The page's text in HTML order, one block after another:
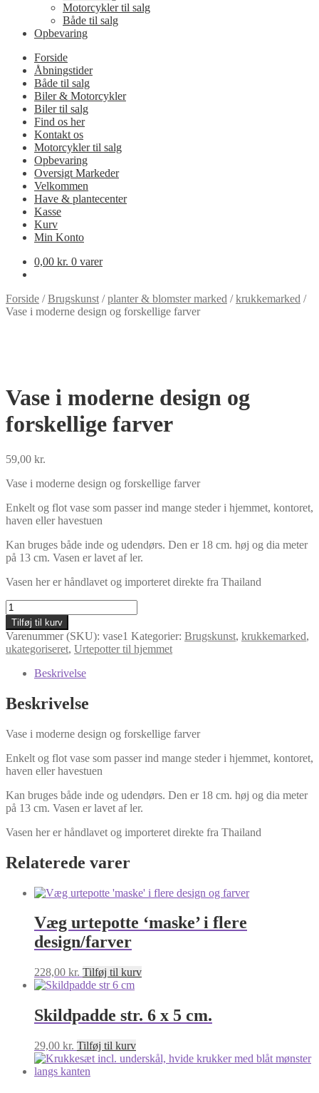
Motorcykler til salg
Både til salg
Opbevaring
Forside
Åbningstider
Både til salg
Biler & Motorcykler
Biler til salg
Find os her
Kontakt os
Motorcykler til salg
Opbevaring
Oversigt Markeder
Velkommen
Have & plantecenter
Kasse
Kurv
Min Konto
0,00 kr. 0 varer
Forside /Brugskunst /planter & blomster marked /krukkemarked /
Vase i moderne design og forskellige farver
Vase i moderne design og
forskellige farver
59,00 kr.
Vase i moderne design og forskellige farver
Enkelt og flot vase som passer ind mange steder i hjemmet, kontoret,
haven eller havestuen
Kan bruges både inde og udendørs. Den er 18 cm. høj og dia meter
på 13 cm. Vasen er lavet af ler.
Vasen her er håndlavet og importeret direkte fra Thailand
Vase
i
moderne
design
og
forskellige
antal
Tilføj til kurv
Varenummer (SKU): vase1 Kategorier: Brugskunst, krukkemarked,
ukategoriseret, Urtepotter til hjemmet
Beskrivelse
Beskrivelse
Vase i moderne design og forskellige farver
Enkelt og flot vase som passer ind mange steder i hjemmet, kontoret,
haven eller havestuen
Kan bruges både inde og udendørs. Den er 18 cm. høj og dia meter
på 13 cm. Vasen er lavet af ler.
Vasen her er håndlavet og importeret direkte fra Thailand
Relaterede varer
Væg urtepotte ‘maske’ i flere
design/farver
228,00 kr. Tilføj til kurv
Skildpadde str. 6 x 5 cm.
29,00 kr. Tilføj til kurv